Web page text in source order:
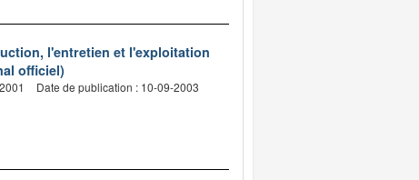
l'entretien et l'exploitation
officiel)
Date de publication : 10-09-2003